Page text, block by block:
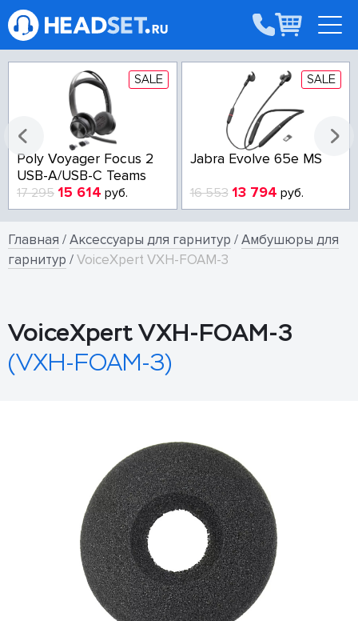
SALE
Poly Voyager Focus 2
USB-A/USB-C Teams
17 295 15 614 руб.
SALE
Jabra Evolve 65e MS
16 553 13 794 руб.
Главная /Аксессуары для гарнитур /Амбушюры для
гарнитур /VoiceXpert VXH-FOAM-3
VoiceXpert VXH-FOAM-3
(VXH-FOAM-3)